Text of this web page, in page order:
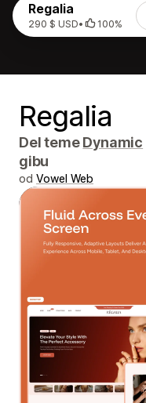
Regalia
290 $ USD• 100%
Regalia
Del temeDynamic
gibu
od Vowel Web